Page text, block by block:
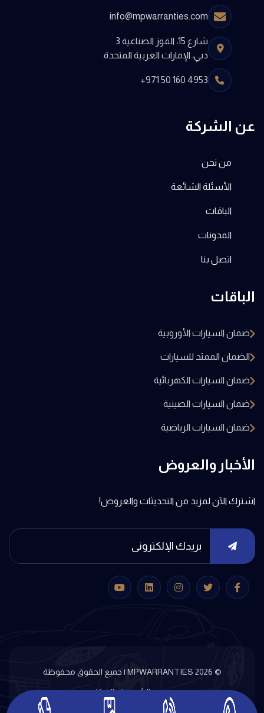
info@mpwarranties.com
شارع 15، القوز الصناعية 3
دبي، الإمارات العربية المتحدة.
+971 50 160 4953
عن الشركة
من نحن
الأسئلة الشائعة
الباقات
المدونات
اتصل بنا
الباقات
ضمان السيارات الأوروبية
الضمان الممتد للسيارات
ضمان السيارات الكهربائية
ضمان السيارات الصينية
ضمان السيارات الرياضية
الأخبار والعروض
اشترك الآن لمزيد من التحديثات والعروض!
© MPWARRANTIES 2026 | جميع الحقوق محفوظة
الشروط والاحكام